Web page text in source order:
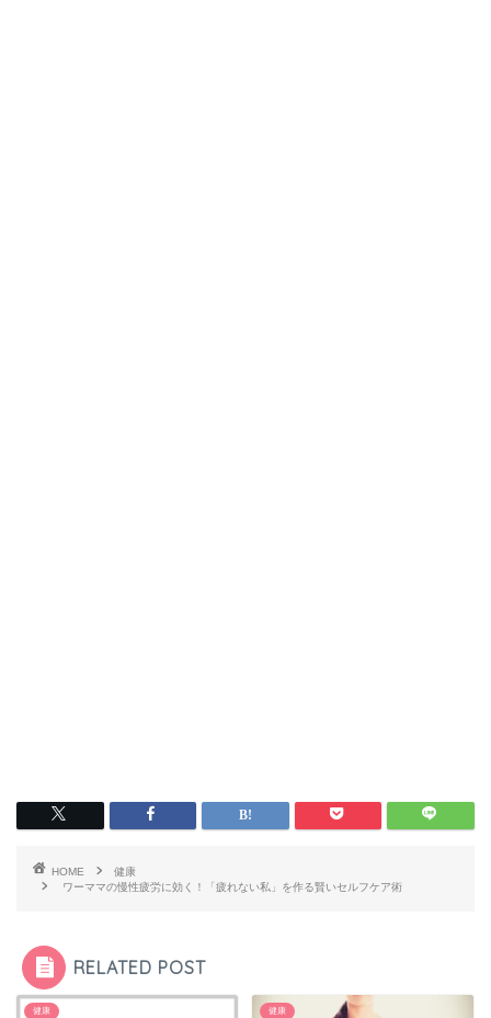
HOME
健康
ワーママの慢性疲労に効く！「疲れない私」を作る賢いセルフケア術
RELATED POST
健康 健康